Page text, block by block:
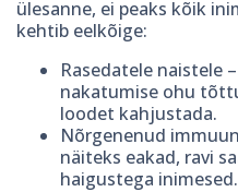
ülesanne, ei peaks kõik
kehtib eelkõige:
Rasedatele naistele
nakatumise ohu
loodet kahjustada.
Nõrgenenud
näiteks eakad, ravi
haigustega inimesed.